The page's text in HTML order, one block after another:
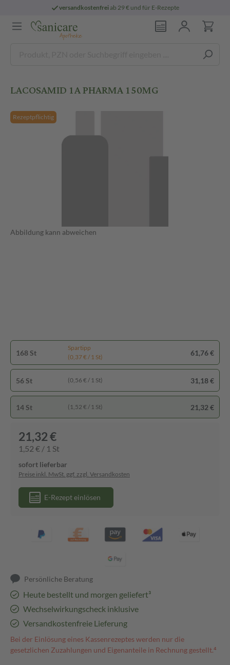
versandkostenfreiab 29 € und für E-Rezepte
LACOSAMID 1A PHARMA 150MG
Rezeptpflichtig
Abbildung kann abweichen
168 St
Spartipp
(0,37 € / 1 St)
61,76 €
56 St (0,56 € / 1 St) 31,18 €
14 St (1,52 € / 1 St) 21,32 €
21,32 €
1,52 € / 1 St
sofort lieferbar
Preise inkl. MwSt. ggf. zzgl. Versandkosten
E-Rezept einlösen
Persönliche Beratung
Heute bestellt und morgen geliefert³
Wechselwirkungscheck inklusive
Versandkostenfreie Lieferung
Bei der Einlösung eines Kassenrezeptes werden nur die
gesetzlichen Zuzahlungen und Eigenanteile in Rechnung gestellt.⁴